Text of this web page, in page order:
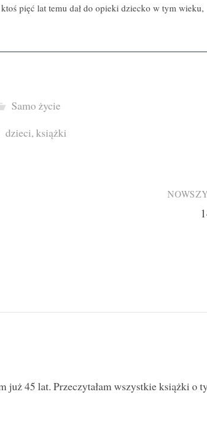
pięć lat temu dał do opieki dziecko w tym wieku,
Samo życie
dzieci,książki
już 45 lat. Przeczytałam wszystkie książki o